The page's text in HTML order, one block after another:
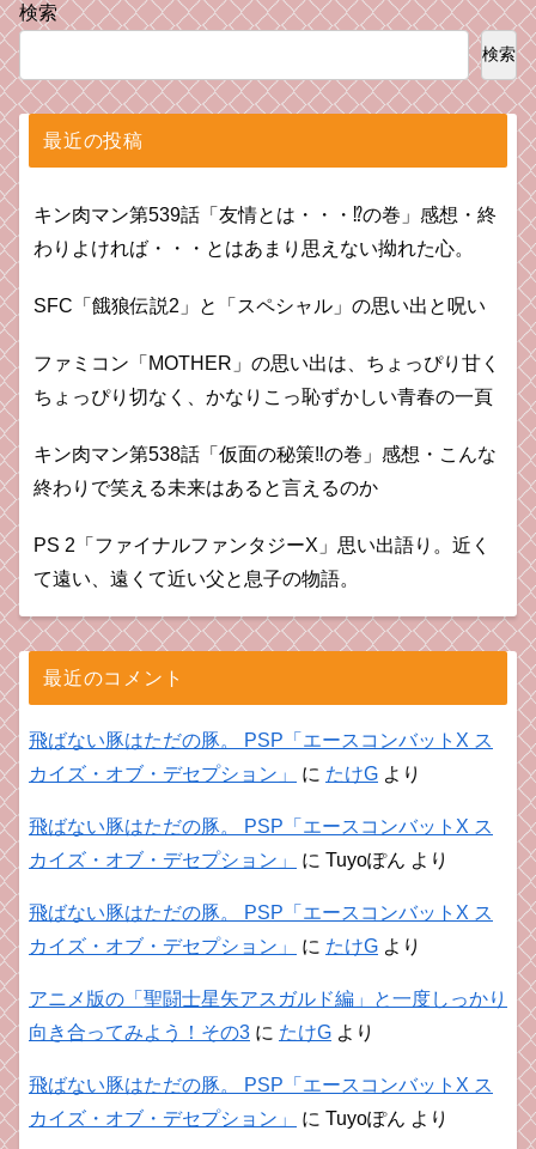
検索
検索
最近の投稿
キン肉マン第539話「友情とは・・・⁉︎の巻」感想・終
わりよければ・・・とはあまり思えない拗れた心。
SFC「餓狼伝説2」と「スペシャル」の思い出と呪い
ファミコン「MOTHER」の思い出は、ちょっぴり甘く
ちょっぴり切なく、かなりこっ恥ずかしい青春の一頁
キン肉マン第538話「仮面の秘策‼︎の巻」感想・こんな
終わりで笑える未来はあると言えるのか
PS 2「ファイナルファンタジーX」思い出語り。近く
て遠い、遠くて近い父と息子の物語。
最近のコメント
飛ばない豚はただの豚。 PSP「エースコンバットX ス
カイズ・オブ・デセプション」
に たけG より
飛ばない豚はただの豚。 PSP「エースコンバットX ス
カイズ・オブ・デセプション」
に Tuyoぽん より
飛ばない豚はただの豚。 PSP「エースコンバットX ス
カイズ・オブ・デセプション」
に たけG より
アニメ版の「聖闘士星矢アスガルド編」と一度しっかり
向き合ってみよう！その3 に たけG より
飛ばない豚はただの豚。 PSP「エースコンバットX ス
カイズ・オブ・デセプション」
に Tuyoぽん より